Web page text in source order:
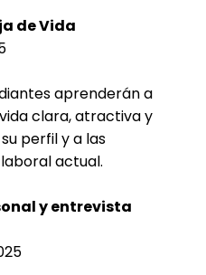
de Vida
aprenderán a
clara, atractiva y
perfil y a las
actual.
y entrevista